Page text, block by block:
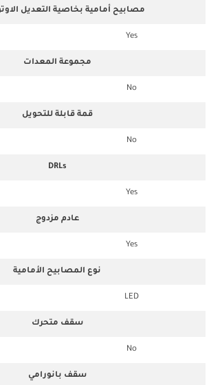
مصابيح أمامية بخاصية التعديل
Yes
مجموعة المعدات
No
قمة قابلة للتحويل
No
DRLs
Yes
عادم مزدوج
Yes
نوع المصابيح الأمامية
LED
سقف متحرك
No
سقف بانورامي